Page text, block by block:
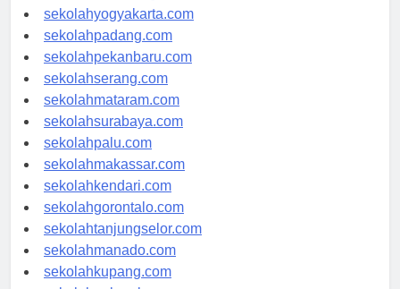
sekolahsemarang.com
sekolahyogyakarta.com
sekolahpadang.com
sekolahpekanbaru.com
sekolahserang.com
sekolahmataram.com
sekolahsurabaya.com
sekolahpalu.com
sekolahmakassar.com
sekolahkendari.com
sekolahgorontalo.com
sekolahtanjungselor.com
sekolahmanado.com